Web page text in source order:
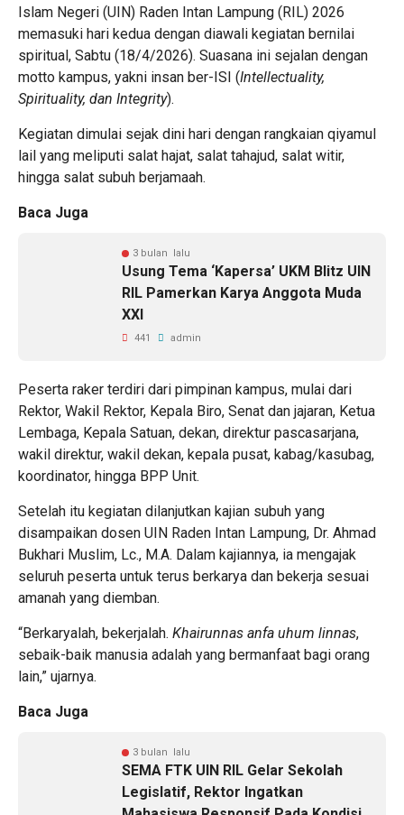
Islam Negeri (UIN) Raden Intan Lampung (RIL) 2026
memasuki hari kedua dengan diawali kegiatan bernilai
spiritual, Sabtu (18/4/2026). Suasana ini sejalan dengan
motto kampus, yakni insan ber-ISI (Intellectuality,
Spirituality, dan Integrity).
Kegiatan dimulai sejak dini hari dengan rangkaian qiyamul
lail yang meliputi salat hajat, salat tahajud, salat witir,
hingga salat subuh berjamaah.
Baca Juga
3 bulan lalu
Usung Tema ‘Kapersa’ UKM Blitz UIN
RIL Pamerkan Karya Anggota Muda
XXI
441 admin
Peserta raker terdiri dari pimpinan kampus, mulai dari
Rektor, Wakil Rektor, Kepala Biro, Senat dan jajaran, Ketua
Lembaga, Kepala Satuan, dekan, direktur pascasarjana,
wakil direktur, wakil dekan, kepala pusat, kabag/kasubag,
koordinator, hingga BPP Unit.
Setelah itu kegiatan dilanjutkan kajian subuh yang
disampaikan dosen UIN Raden Intan Lampung, Dr. Ahmad
Bukhari Muslim, Lc., M.A. Dalam kajiannya, ia mengajak
seluruh peserta untuk terus berkarya dan bekerja sesuai
amanah yang diemban.
“Berkaryalah, bekerjalah. Khairunnas anfa uhum linnas,
sebaik-baik manusia adalah yang bermanfaat bagi orang
lain,” ujarnya.
Baca Juga
3 bulan lalu
SEMA FTK UIN RIL Gelar Sekolah
Legislatif, Rektor Ingatkan